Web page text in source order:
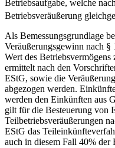
Betriebsaufgabe, welche
Betriebsveräußerung
Als Bemessungsgrundlage
Veräußerungsgewinn nach
Wert des
ermittelt nach den
EStG, sowie die
abgezogen werden.
werden den Einkünften aus
gilt für die Besteuerung von
Teilbetriebsveräußerungen
EStG das
auch in diesem Fall 40% der